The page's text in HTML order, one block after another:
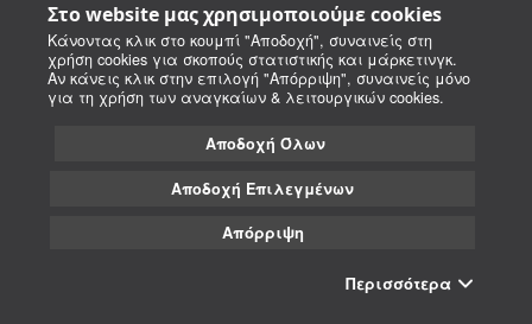
Στο website μας χρησιμοποιούμε cookies
Κάνοντας κλικ στο κουμπί "Αποδοχή", συναινείς στη
χρήση cookies για σκοπούς στατιστικής και μάρκετινγκ.
Αν κάνεις κλικ στην επιλογή "Απόρριψη", συναινείς μόνο
για τη χρήση των αναγκαίων & λειτουργικών cookies.
Αποδοχή Όλων
Αποδοχή Επιλεγμένων
Απόρριψη
Περισσότερα